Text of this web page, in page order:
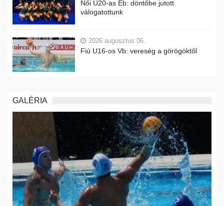
Női U20-as Eb: döntőbe jutott
válogatottunk
2026 augusztus 06.
Fiú U16-os Vb: vereség a görögöktől
GALÉRIA